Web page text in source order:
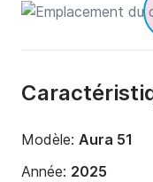
Modèle: Aura 51
Année: 2025